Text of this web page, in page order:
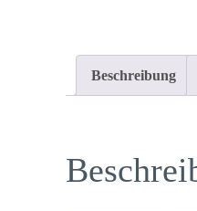
Beschreibung